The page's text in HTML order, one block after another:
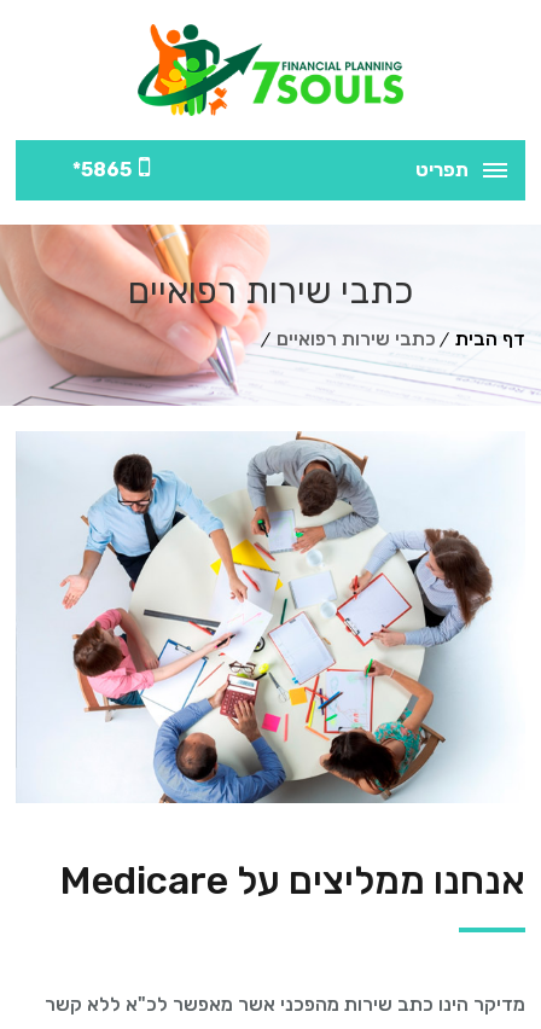
תפריט
כתבי שירות רפואיים
דף הבית כתבי שירות רפואיים
אנחנו ממליצים על Medicare
מדיקר הינו כתב שירות מהפכני אשר מאפשר לכ"א ללא קשר